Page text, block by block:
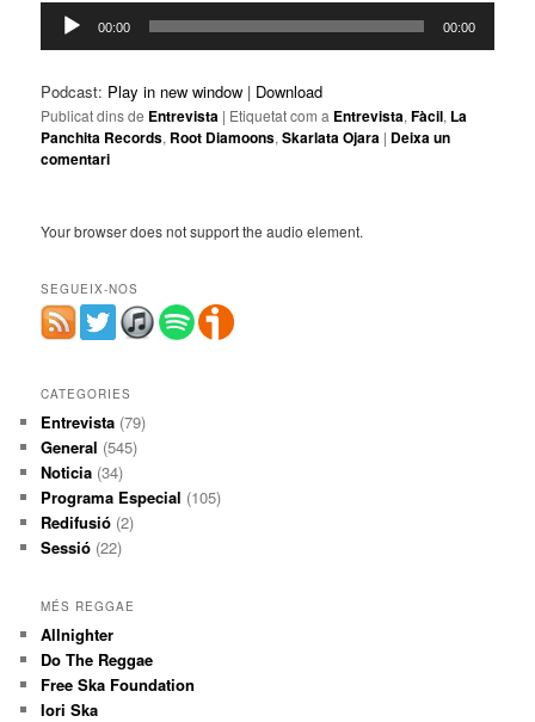
Reproductor
d'àudio
00:00 00:00
Podcast: Play in new window | Download
Publicat dins de Entrevista | Etiquetat com a Entrevista,Fàcil, La
Panchita Records, Root Diamoons,Skarlata Ojara | Deixa un
comentari
Your browser does not support the audio element.
SEGUEIX-NOS
CATEGORIES
Entrevista (79)
General (545)
Noticia (34)
Programa Especial (105)
Redifusió (2)
Sessió (22)
MÉS REGGAE
Allnighter
Do The Reggae
Free Ska Foundation
Iori Ska